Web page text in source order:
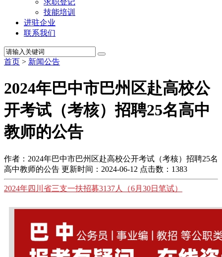
求职登记
技能培训
进驻企业
联系我们
首页 > 新闻公告
2024年巴中市巴州区赴高校公
开考试（考核）招聘25名高中
教师的公告
作者：2024年巴中市巴州区赴高校公开考试（考核）招聘25名
高中教师的公告 更新时间：2024-06-12 点击数： 1383
2024年四川省三支一扶招募3137人（6月30日笔试）